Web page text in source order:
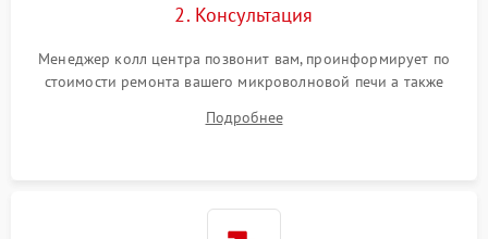
2. Консультация
Менеджер колл центра позвонит вам, проинформирует по
стоимости ремонта вашего микроволновой печи а также
Подробнее